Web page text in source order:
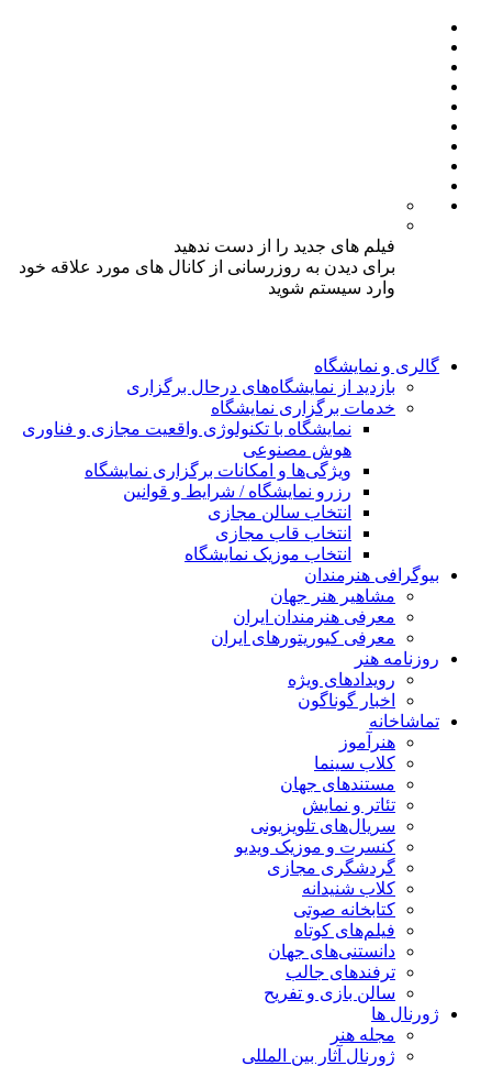
فیلم های جدید را از دست ندهید
برای دیدن به روزرسانی از کانال های مورد علاقه خود
وارد سیستم شوید
گالری و نمایشگاه
بازدید از نمایشگاه‌های درحال برگزاری
خدمات برگزاری نمایشگاه
نمایشگاه با تکنولوژی واقعیت مجازی و فناوری
هوش مصنوعی
ویژگی‌ها و امکانات برگزاری نمایشگاه
رزرو نمایشگاه / شرایط و قوانین
انتخاب سالن مجازی
انتخاب قاب مجازی
انتخاب موزیک نمایشگاه
بیوگرافی هنرمندان
مشاهیر هنر جهان
معرفی هنرمندان ایران
معرفی کیوریتورهای ایران
روزنامه هنر
رویدادهای ویژه
اخبار گوناگون
تماشاخانه
هنرآموز
کلاب سینما
مستندهای جهان
تئاتر و نمایش
سریال‌های تلویزیونی
کنسرت و موزیک ویدیو
گردشگری مجازی
کلاب شنیدانه
کتابخانه صوتی
فیلم‌های کوتاه
دانستنی‌های جهان
ترفندهای جالب
سالن بازی و تفریح
ژورنال ها
مجله هنر
ژورنال آثار بین المللی